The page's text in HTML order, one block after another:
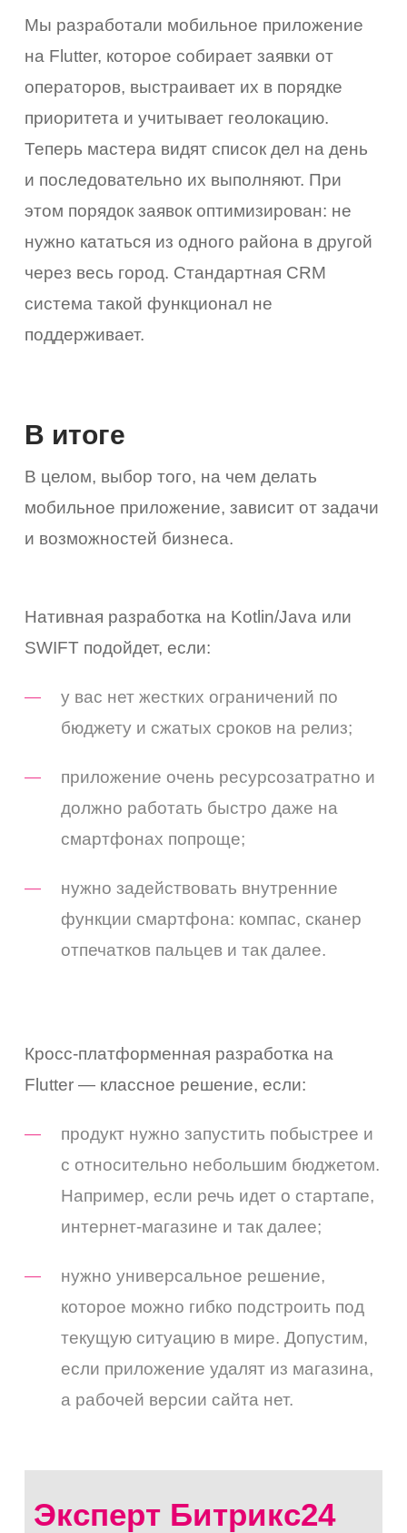
Мы разработали мобильное приложение
на Flutter, которое собирает заявки от
операторов, выстраивает их в порядке
приоритета и учитывает геолокацию.
Теперь мастера видят список дел на день
и последовательно их выполняют. При
этом порядок заявок оптимизирован: не
нужно кататься из одного района в другой
через весь город. Стандартная CRM
система такой функционал не
поддерживает.
В итоге
В целом, выбор того, на чем делать
мобильное приложение, зависит от задачи
и возможностей бизнеса.
Нативная разработка на Kotlin/Java или
SWIFT подойдет, если:
у вас нет жестких ограничений по
бюджету и сжатых сроков на релиз;
приложение очень ресурсозатратно и
должно работать быстро даже на
смартфонах попроще;
нужно задействовать внутренние
функции смартфона: компас, сканер
отпечатков пальцев и так далее.
Кросс-платформенная разработка на
Flutter — классное решение, если:
продукт нужно запустить побыстрее и
с относительно небольшим бюджетом.
Например, если речь идет о стартапе,
интернет-магазине и так далее;
нужно универсальное решение,
которое можно гибко подстроить под
текущую ситуацию в мире. Допустим,
если приложение удалят из магазина,
а рабочей версии сайта нет.
Эксперт Битрикс24